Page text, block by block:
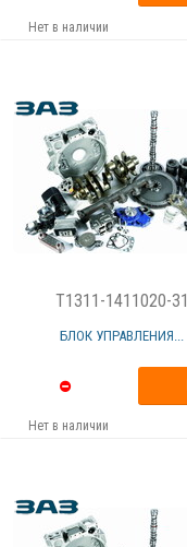
Нет в наличии
T1311-1411020-31
БЛОК УПРАВЛЕНИЯ...
Нет в наличии